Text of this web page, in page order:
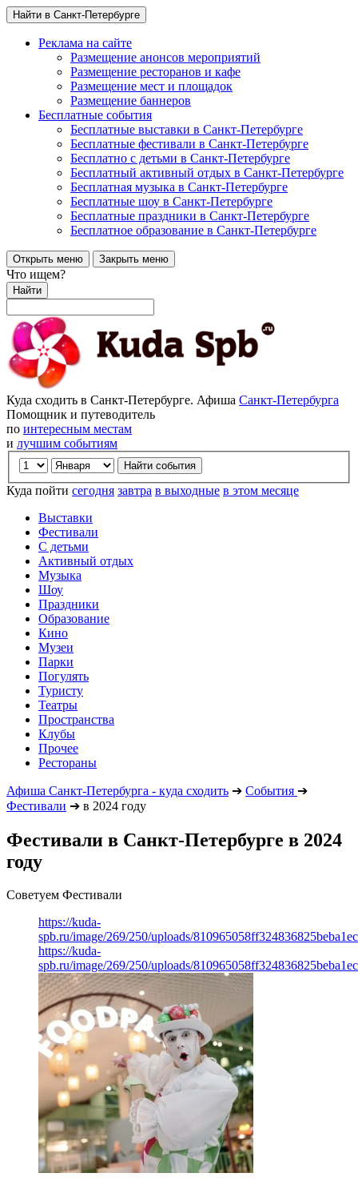
Найти в Санкт-Петербурге
Реклама на сайте
Размещение анонсов мероприятий
Размещение ресторанов и кафе
Размещение мест и площадок
Размещение баннеров
Бесплатные события
Бесплатные выставки в Санкт-Петербурге
Бесплатные фестивали в Санкт-Петербурге
Бесплатно с детьми в Санкт-Петербурге
Бесплатный активный отдых в Санкт-Петербурге
Бесплатная музыка в Санкт-Петербурге
Бесплатные шоу в Санкт-Петербурге
Бесплатные праздники в Санкт-Петербурге
Бесплатное образование в Санкт-Петербурге
Открыть меню Закрыть меню
Что ищем?
Найти
Куда сходить в Санкт-Петербурге. Афиша Санкт-Петербурга
Помощник и путеводитель
по интересным местам
и лучшим событиям
Куда пойти сегодня завтра в выходные в этом месяце
Выставки
Фестивали
С детьми
Активный отдых
Музыка
Шоу
Праздники
Образование
Кино
Музеи
Парки
Погулять
Туристу
Театры
Пространства
Клубы
Прочее
Рестораны
Афиша Санкт-Петербурга - куда сходить ➔ События ➔
Фестивали ➔ в 2024 году
Фестивали в Санкт-Петербурге в 2024
году
Советуем Фестивали
https://kuda-
spb.ru/image/269/250/uploads/
https://kuda-
spb.ru/image/269/250/uploads/